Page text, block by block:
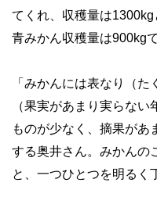
てくれ、収穫量は
青みかん収穫量は900kgで
「みかんには表なり（
（果実があまり実らな
ものが少なく、摘果があ
する奥井さん。みかんの
と、一つひとつを明るく